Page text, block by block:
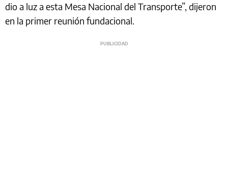
dio a luz a esta Mesa Nacional del Transporte”, dijeron
en la primer reunión fundacional.